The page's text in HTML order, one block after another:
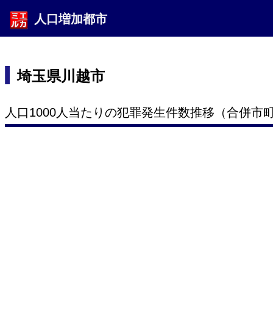
人口増加都市
埼玉県川越市
人口1000人当たりの犯罪発生件数推移（合併市